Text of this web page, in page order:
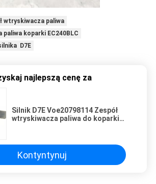
wtryskiwacza paliwa
paliwa koparki EC240BLC
D7E
najlepszą cenę za
Silnik D7E Voe20798114 Zespół
wtryskiwacza paliwa do koparki
Kontyntynuj